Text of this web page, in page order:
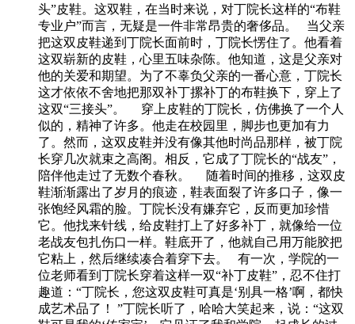
头”皮鞋。这双鞋，在当时来说，对丁院长这样的“布鞋
专业户”而言，无疑是一件非常昂贵的奢侈品。 当父亲
把这双皮鞋递到丁院长面前时，丁院长愣住了。他看着
这双崭新的皮鞋，心里五味杂陈。他知道，这是父亲对
他的关爱和期望。为了不辜负父亲的一番心意，丁院长
这才依依不舍地把那双补丁摞补丁的布鞋换下，穿上了
这双“三接头”。 穿上皮鞋的丁院长，仿佛换了一个人
似的，精神了许多。他走在校园里，脚步也更加有力
了。然而，这双皮鞋并没有像其他时尚品那样，被丁院
长穿几次就束之高阁。相反，它成了丁院长的“战友”，
陪伴他走过了无数个春秋。 随着时间的推移，这双皮
鞋渐渐露出了岁月的痕迹，鞋表面裂了许多口子，像一
张饱经风霜的脸。丁院长没有嫌弃它，反而更加珍惜
它。他找来针线，给皮鞋打上了好多补丁，就像给一位
老战友包扎伤口一样。鞋底开了，他就自己用万能胶把
它粘上，然后继续凑合着穿下去。 有一次，学院的一
位老师看到丁院长穿着这样一双“补丁皮鞋”，忍不住打
趣道：“丁院长，您这双皮鞋可真是‘别具一格’啊，都快
成艺术品了！ ”丁院长听了，哈哈大笑起来，说：“这双